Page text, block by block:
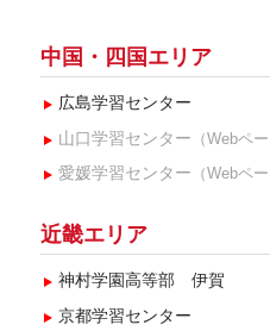
中国・四国エリア
広島学習センター
山口学習センター （Webペ
愛媛学習センター （Webペ
近畿エリア
神村学園高等部 伊賀
京都学習センター